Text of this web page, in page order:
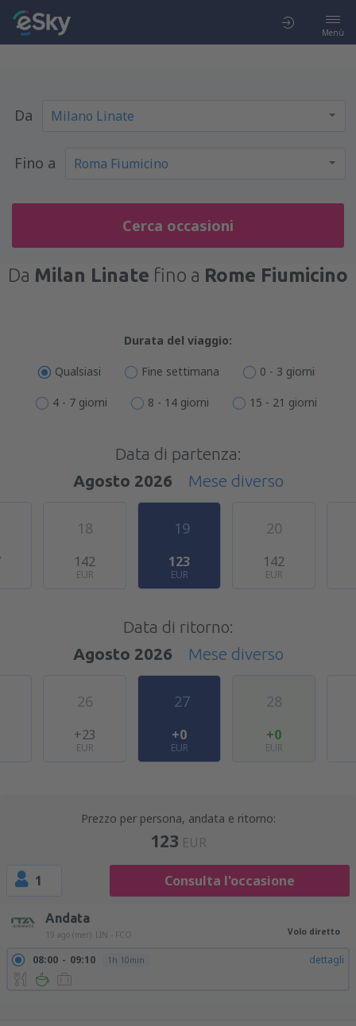
Menù
Da
Fino a
Cerca occasioni
Da Milan Linate fino a Rome Fiumicino
Durata del viaggio:
Qualsiasi Fine settimana 0 - 3 giorni
4 - 7 giorni 8 - 14 giorni 15 - 21 giorni
Data di partenza:
Agosto 2026
Mese diverso
18
142
EUR
19
123
EUR
20
142
EUR
Data di ritorno:
Agosto 2026
Mese diverso
26
+23
EUR
27
+0
EUR
28
+0
EUR
Prezzo per persona, andata e ritorno:
123 EUR
1 Consulta l'occasione
Andata
19 ago (mer) LIN - FCO Volo diretto
08:00 09:10 1h 10min dettagli